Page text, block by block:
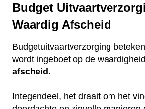
Budget
Waardig Afscheid
Budgetuitvaartverzorging
wordt ingeboet op de
afscheid .
Integendeel, het draait om het